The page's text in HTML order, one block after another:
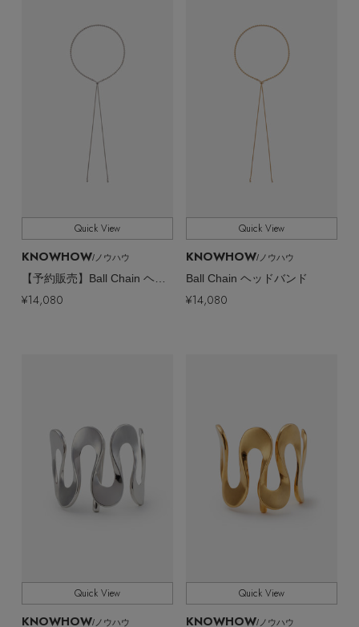
Stay in the Loop
Quick View
KNOWHOW/ノウハウ
【予約販売】Ball Chain ヘッドバンド
¥14,080
Quick View
KNOWHOW/ノウハウ
Ball Chain ヘッドバンド
¥14,080
Quick View
KNOWHOW/ノウハウ
Quick View
KNOWHOW/ノウハウ